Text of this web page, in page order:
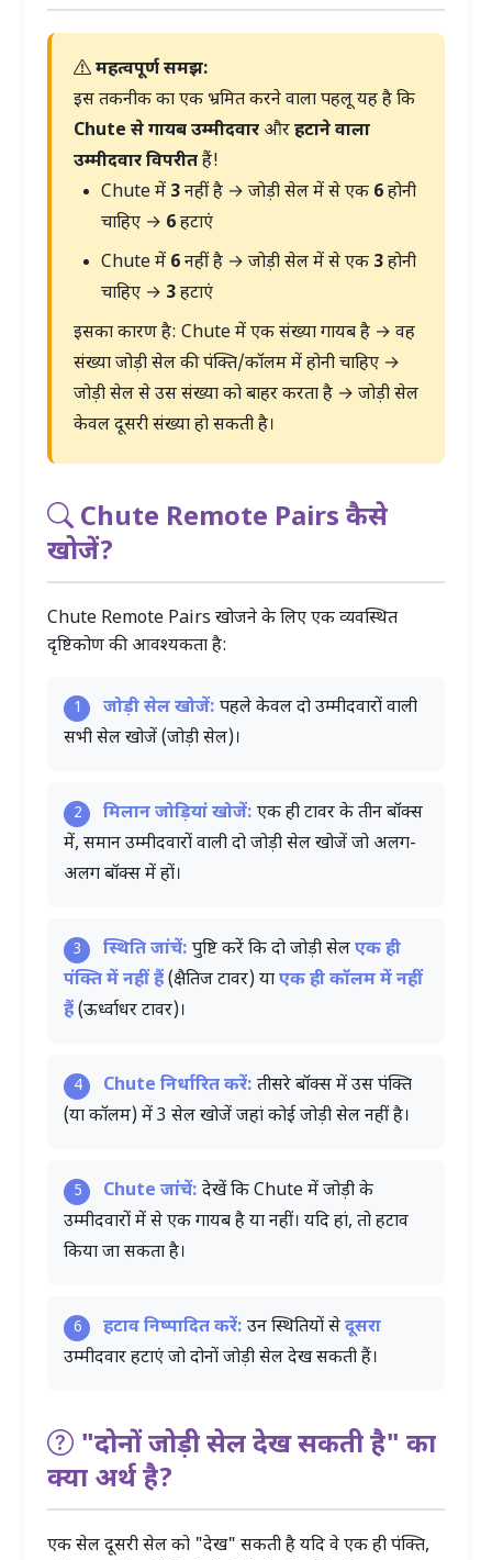
महत्वपूर्ण समझ:
इस तकनीक का एक भ्रमित करने वाला पहलू यह है कि
Chute से गायब उम्मीदवार औरहटाने वाला
उम्मीदवारविपरीतहैं!
Chute में 3नहीं है → जोड़ी सेल में से एक 6होनी
चाहिए → 6हटाएं
Chute में 6नहीं है → जोड़ी सेल में से एक 3होनी
चाहिए → 3हटाएं
इसका कारण है: Chute में एक संख्या गायब है → वह
संख्या जोड़ी सेल की पंक्ति/कॉलम में होनी चाहिए →
जोड़ी सेल से उस संख्या को बाहर करता है → जोड़ी सेल
केवल दूसरी संख्या हो सकती है।
Chute Remote Pairs कैसे
खोजें?
Chute Remote Pairs खोजने के लिए एक व्यवस्थित
दृष्टिकोण की आवश्यकता है:
1 जोड़ी सेल खोजें: पहले केवल दो उम्मीदवारों वाली
सभी सेल खोजें (जोड़ी सेल)।
2 मिलान जोड़ियां खोजें: एक ही टावर के तीन बॉक्स
में, समान उम्मीदवारों वाली दो जोड़ी सेल खोजें जो अलग-
अलग बॉक्स में हों।
3 स्थिति जांचें: पुष्टि करें कि दो जोड़ी सेलएक ही
पंक्ति में नहीं हैं(क्षैतिज टावर) याएक ही कॉलम में नहीं
हैं(ऊर्ध्वाधर टावर)।
4 Chute निर्धारित करें: तीसरे बॉक्स में उस पंक्ति
(या कॉलम) में 3 सेल खोजें जहां कोई जोड़ी सेल नहीं है।
5 Chute जांचें: देखें कि Chute में जोड़ी के
उम्मीदवारों में से एक गायब है या नहीं। यदि हां, तो हटाव
किया जा सकता है।
6 हटाव निष्पादित करें: उन स्थितियों सेदूसरा
उम्मीदवार हटाएं जो दोनों जोड़ी सेल देख सकती हैं।
"दोनों जोड़ी सेल देख सकती है" का
क्या अर्थ है?
एक सेल दूसरी सेल को "देख" सकती है यदि वे एक ही पंक्ति,